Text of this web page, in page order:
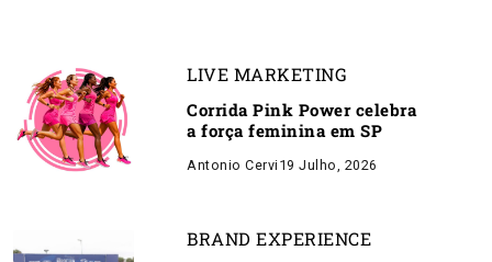
LIVE MARKETING
Corrida Pink Power celebra
a força feminina em SP
Antonio Cervi 19 Julho, 2026
BRAND EXPERIENCE